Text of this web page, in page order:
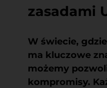
zasadami
W świecie,
ma kluczowe
możemy
kompromisy.